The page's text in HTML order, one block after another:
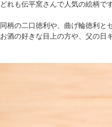
どれも伝平窯さんで人気の絵柄です
同柄の二口徳利や、曲げ輪徳利と
お酒の好きな目上の方や、父の日